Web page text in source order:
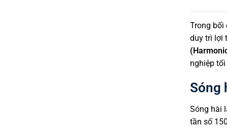
Trong bối
duy trì lợi
nghiệp
Sóng
Sóng hài
tần số